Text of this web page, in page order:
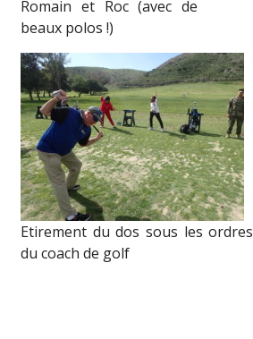
Romain et Roc (avec de
beaux polos !)
Etirement du dos sous les ordres
du coach de golf